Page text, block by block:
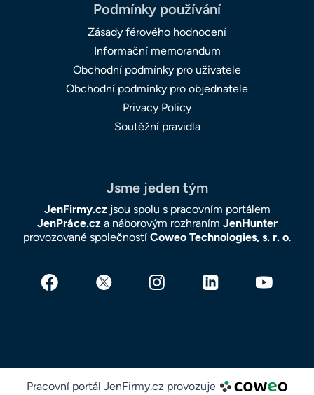
Podmínky používání
Zásady férového hodnocení
Informační memorandum
Obchodní podmínky pro uživatele
Obchodní podmínky pro objednatele
Privacy Policy
Soutěžní pravidla
Jsme jeden tým
JenFirmy.czjsou spolu s pracovním portálem
JenPráce.cza náborovým rozhraním JenHunter
provozované společností Coweo Technologies, s. r. o.
Pracovní portál JenFirmy.cz provozuje